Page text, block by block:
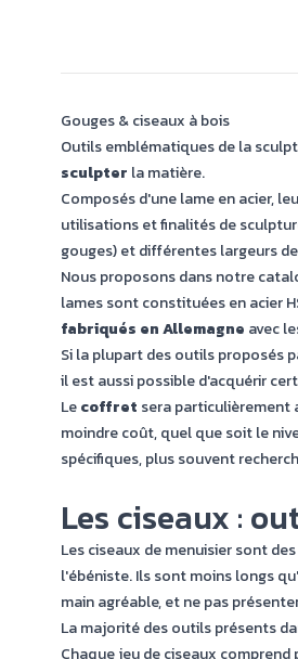
Gouges & ciseaux à bois
Outils emblématiques de la
sculpter la matière.
Composés d'une lame en acier,
utilisations et finalités de
gouges) et différentes largeurs
Nous proposons dans notre
lames sont constituées en acier
fabriqués en Allemagne avec
Si la plupart des outils proposés
il est aussi possible d'acquérir
Lecoffret sera particulièrement
moindre coût, quel que soit le
spécifiques, plus souvent
Les ciseaux :
Les ciseaux de menuisier sont
l'ébéniste. Ils sont moins longs
main agréable, et ne pas
La majorité des outils présents
Chaque jeu de ciseaux